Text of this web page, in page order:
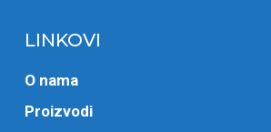
LINKOVI
O nama
Proizvodi